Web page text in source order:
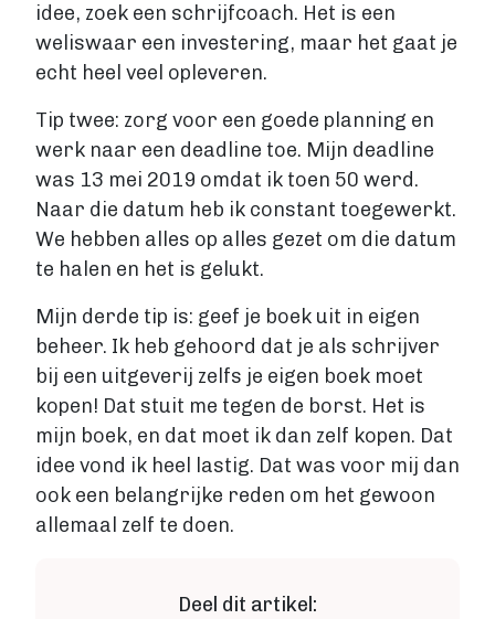
idee, zoek een schrijfcoach. Het is een
weliswaar een investering, maar het gaat je
echt heel veel opleveren.
Tip twee: zorg voor een goede planning en
werk naar een deadline toe. Mijn deadline
was 13 mei 2019 omdat ik toen 50 werd.
Naar die datum heb ik constant toegewerkt.
We hebben alles op alles gezet om die datum
te halen en het is gelukt.
Mijn derde tip is: geef je boek uit in eigen
beheer. Ik heb gehoord dat je als schrijver
bij een uitgeverij zelfs je eigen boek moet
kopen! Dat stuit me tegen de borst. Het is
mijn boek, en dat moet ik dan zelf kopen. Dat
idee vond ik heel lastig. Dat was voor mij dan
ook een belangrijke reden om het gewoon
allemaal zelf te doen.
Deel dit artikel: